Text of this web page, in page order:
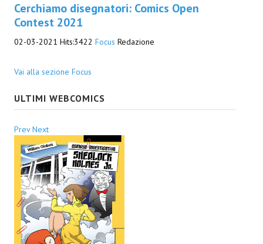
Cerchiamo disegnatori: Comics Open
Contest 2021
02-03-2021 Hits:3422 Focus Redazione
Vai alla sezione Focus
ULTIMI WEBCOMICS
Prev Next